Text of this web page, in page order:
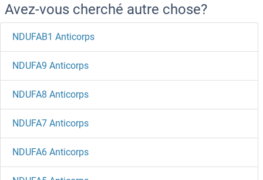
Avez-vous cherché autre chose?
NDUFAB1 Anticorps
NDUFA9 Anticorps
NDUFA8 Anticorps
NDUFA7 Anticorps
NDUFA6 Anticorps